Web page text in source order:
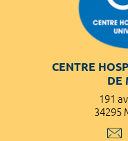
CENTRE
DE
191
34295